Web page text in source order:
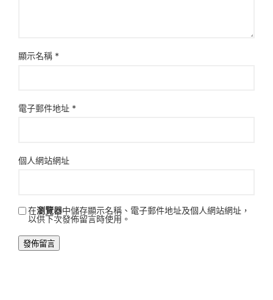
顯示名稱 *
電子郵件地址 *
個人網站網址
在瀏覽器中儲存顯示名稱、電子郵件地址及個人網站網址，
以供下次發佈留言時使用。